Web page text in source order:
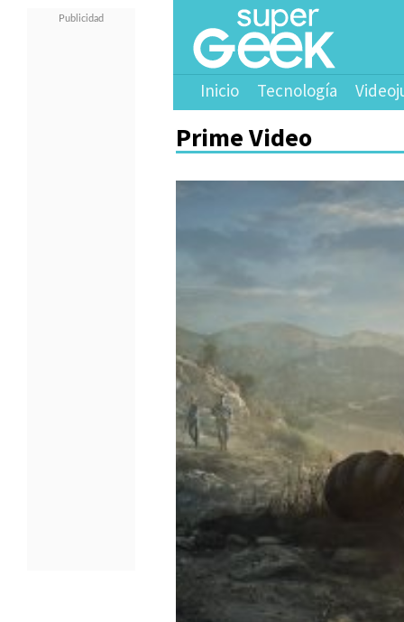
Inicio Tecnología
Prime Video